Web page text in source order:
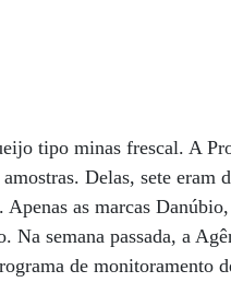
tipo minas frescal. A
Delas, sete eram
Apenas as marcas
Na semana passada, a
de monitoramento